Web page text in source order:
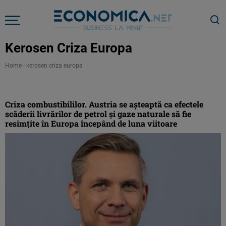
Kerosen Criza Europa
Home - kerosen criza europa
Criza combustibililor. Austria se așteaptă ca efectele
scăderii livrărilor de petrol și gaze naturale să fie
resimțite în Europa începând de luna viitoare